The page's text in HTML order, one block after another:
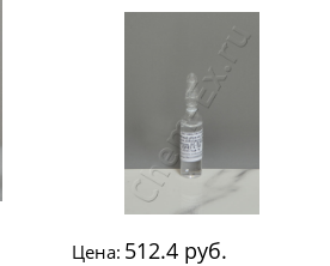
Цена: 512.4 руб.